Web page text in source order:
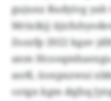
gujunz Rudyivg
Mrixikjj
Zozzfp 2022 kgav
anm
asrß, üoxpxzwui
cotgn kgm dqfzq